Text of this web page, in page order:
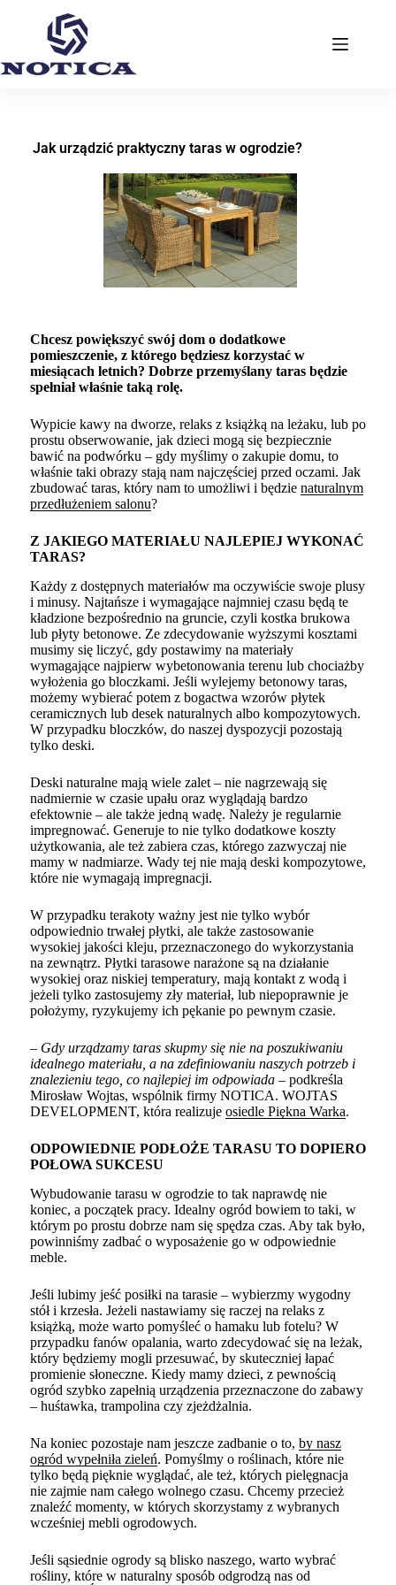
Jak urządzić praktyczny taras w ogrodzie?
Chcesz powiększyć swój dom o dodatkowe
pomieszczenie, z którego będziesz korzystać w
miesiącach letnich? Dobrze przemyślany taras będzie
spełniał właśnie taką rolę.
Wypicie kawy na dworze, relaks z książką na leżaku, lub po
prostu obserwowanie, jak dzieci mogą się bezpiecznie
bawić na podwórku – gdy myślimy o zakupie domu, to
właśnie taki obrazy stają nam najczęściej przed oczami. Jak
zbudować taras, który nam to umożliwi i będzie naturalnym
przedłużeniem salonu?
Z JAKIEGO MATERIAŁU NAJLEPIEJ WYKONAĆ
TARAS?
Każdy z dostępnych materiałów ma oczywiście swoje plusy
i minusy. Najtańsze i wymagające najmniej czasu będą te
kładzione bezpośrednio na gruncie, czyli kostka brukowa
lub płyty betonowe. Ze zdecydowanie wyższymi kosztami
musimy się liczyć, gdy postawimy na materiały
wymagające najpierw wybetonowania terenu lub chociażby
wyłożenia go bloczkami. Jeśli wylejemy betonowy taras,
możemy wybierać potem z bogactwa wzorów płytek
ceramicznych lub desek naturalnych albo kompozytowych.
W przypadku bloczków, do naszej dyspozycji pozostają
tylko deski.
Deski naturalne mają wiele zalet – nie nagrzewają się
nadmiernie w czasie upału oraz wyglądają bardzo
efektownie – ale także jedną wadę. Należy je regularnie
impregnować. Generuje to nie tylko dodatkowe koszty
użytkowania, ale też zabiera czas, którego zazwyczaj nie
mamy w nadmiarze. Wady tej nie mają deski kompozytowe,
które nie wymagają impregnacji.
W przypadku terakoty ważny jest nie tylko wybór
odpowiednio trwałej płytki, ale także zastosowanie
wysokiej jakości kleju, przeznaczonego do wykorzystania
na zewnątrz. Płytki tarasowe narażone są na działanie
wysokiej oraz niskiej temperatury, mają kontakt z wodą i
jeżeli tylko zastosujemy zły materiał, lub niepoprawnie je
położymy, ryzykujemy ich pękanie po pewnym czasie.
– Gdy urządzamy taras skupmy się nie na poszukiwaniu
idealnego materiału, a na zdefiniowaniu naszych potrzeb i
znalezieniu tego, co najlepiej im odpowiada– podkreśla
Mirosław Wojtas, wspólnik firmy NOTICA. WOJTAS
DEVELOPMENT, która realizuje osiedle Piękna Warka.
ODPOWIEDNIE PODŁOŻE TARASU TO DOPIERO
POŁOWA SUKCESU
Wybudowanie tarasu w ogrodzie to tak naprawdę nie
koniec, a początek pracy. Idealny ogród bowiem to taki, w
którym po prostu dobrze nam się spędza czas. Aby tak było,
powinniśmy zadbać o wyposażenie go w odpowiednie
meble.
Jeśli lubimy jeść posiłki na tarasie – wybierzmy wygodny
stół i krzesła. Jeżeli nastawiamy się raczej na relaks z
książką, może warto pomyśleć o hamaku lub fotelu? W
przypadku fanów opalania, warto zdecydować się na leżak,
który będziemy mogli przesuwać, by skuteczniej łapać
promienie słoneczne. Kiedy mamy dzieci, z pewnością
ogród szybko zapełnią urządzenia przeznaczone do zabawy
– huśtawka, trampolina czy zjeżdżalnia.
Na koniec pozostaje nam jeszcze zadbanie o to, by nasz
ogród wypełniła zieleń. Pomyślmy o roślinach, które nie
tylko będą pięknie wyglądać, ale też, których pielęgnacja
nie zajmie nam całego wolnego czasu. Chcemy przecież
znaleźć momenty, w których skorzystamy z wybranych
wcześniej mebli ogrodowych.
Jeśli sąsiednie ogrody są blisko naszego, warto wybrać
rośliny, które w naturalny sposób odgrodzą nas od